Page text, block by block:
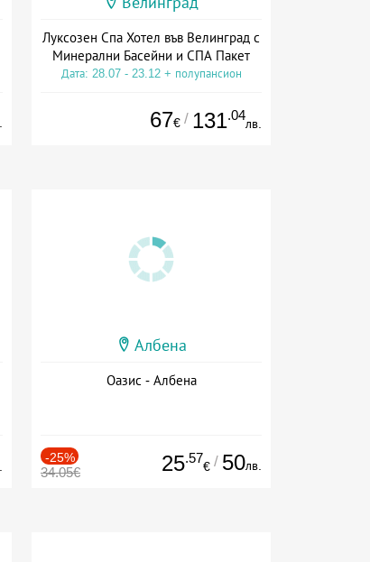
Луксозен Спа Хотел във Велинград с
Минерални Басейни и СПА Пакет
Дата: 28.07 - 23.12 + полупансион
67€ / 131.04
лв.
Албена
Оазис - Албена
-25%
34.05€ 25.57
€ / 50лв.